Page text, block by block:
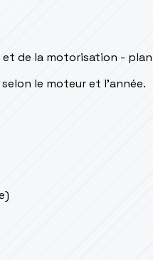
de la motorisation -
le moteur et l’année.